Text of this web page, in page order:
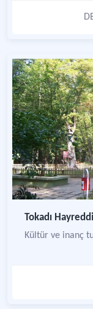
Tokadı
Kültür ve inanç